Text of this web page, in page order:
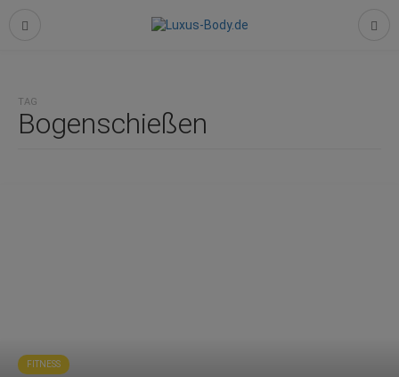
TAG
Bogenschießen
FITNESS